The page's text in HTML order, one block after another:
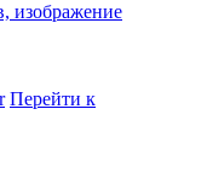
изображение
Перейти к